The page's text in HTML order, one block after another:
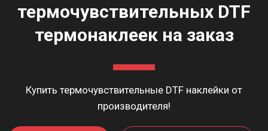
термочувствительных DTF
термонаклеек на заказ
Купить термочувствительные DTF наклейки от
производителя!